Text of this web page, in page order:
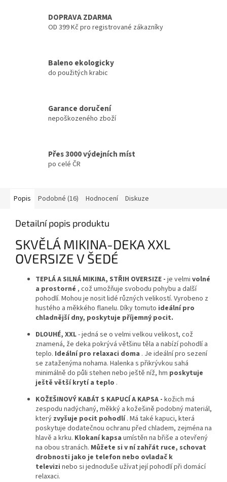
DOPRAVA ZDARMA
OD 399 Kč pro registrované zákazníky
Baleno ekologicky
do použitých krabic
Garance doručení
nepoškozeného zboží
Přes 3000 výdejních míst
po celé ČR
Popis Podobné (16) Hodnocení Diskuze
Detailní popis produktu
SKVĚLÁ MIKINA-DEKA XXL
OVERSIZE V ŠEDÉ
TEPLÁ A SILNÁ MIKINA, STŘIH OVERSIZE - je velmi volné
a prostorné , což umožňuje svobodu pohybu a další
pohodlí. Mohou je nosit lidé různých velikostí. Vyrobeno z
hustého a měkkého flanelu. Díky tomuto ideální pro
chladnější dny, poskytuje příjemný pocit.
DLOUHÉ, XXL- jedná se o velmi velkou velikost, což
znamená, že deka pokrývá většinu těla a nabízí pohodlí a
teplo. Ideální pro relaxaci doma . Je ideální pro sezení
se zataženýma nohama. Halenka s přikrývkou sahá
minimálně do půli stehen nebo ještě níž, hm poskytuje
ještě větší krytí a teplo .
KOŽEŠINOVÝ KABÁT S KAPUCÍ A KAPSA - kožich má
zespodu nadýchaný, měkký a kožešině podobný materiál,
který zvyšuje pocit pohodlí . Má také kapuci, která
poskytuje dodatečnou ochranu před chladem, zejména na
hlavě a krku. Klokaní kapsa umístěn na břiše a otevřený
na obou stranách. Můžete si v ní zahřát ruce, schovat
drobnosti jako je telefon nebo ovladač k
televizi nebo si jednoduše užívat její pohodlí při domácí
relaxaci.